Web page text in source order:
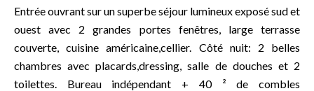
Entrée ouvrant sur un superbe séjour lumineux exposé sud et
ouest avec 2 grandes portes fenêtres, large terrasse
couverte, cuisine américaine,cellier. Côté nuit: 2 belles
chambres avec placards,dressing, salle de douches et 2
toilettes. Bureau indépendant + 40 ² de combles